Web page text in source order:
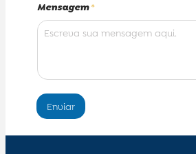
Mensagem*
Enviar